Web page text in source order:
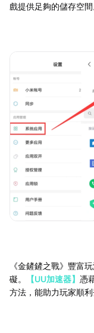
戲提供足夠的儲存空間
《金鏟鏟之戰》豐富
礙。
【UU加速器】 憑
方法，能助力玩家順